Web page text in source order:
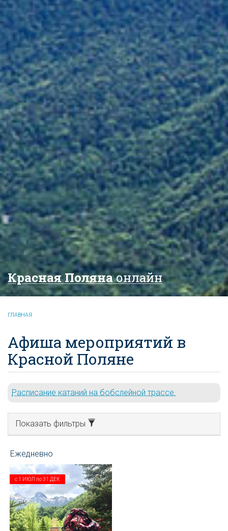
Красная Полянаонлайн
ГЛАВНАЯ
Афиша мероприятий в
Красной Поляне
Расписание катаний на бобслейной трассе.
Показать фильтры
с 1 ИЮЛ по31 ДЕК